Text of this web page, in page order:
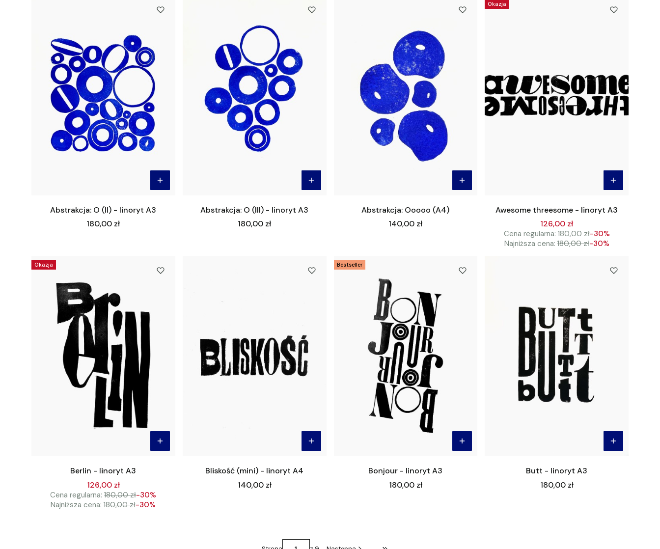
Abstrakcja: O (II) - linoryt A3
Cena
180,00 zł
Abstrakcja: O (III) - linoryt A3
Cena
180,00 zł
Abstrakcja: Ooooo (A4)
Cena
140,00 zł
Okazja
Awesome threesome - linoryt A3
126,00 zł
Cena regularna: 180,00 zł-30%
Najniższa cena: 180,00 zł-30%
Okazja
Berlin - linoryt A3
126,00 zł
Cena regularna: 180,00 zł-30%
Najniższa cena: 180,00 zł-30%
Bliskość (mini) - linoryt A4
Cena
140,00 zł
Bestseller
Bonjour - linoryt A3
Cena
180,00 zł
Butt - linoryt A3
Cena
180,00 zł